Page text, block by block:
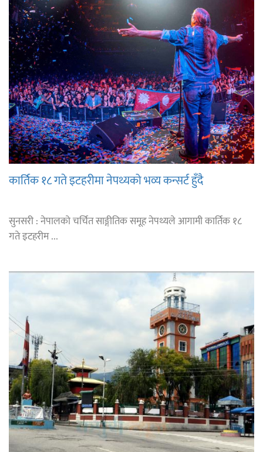
कार्तिक १८ गते इटहरीमा नेपथ्यको भव्य कन्सर्ट हुँदै
सुनसरी : नेपालको चर्चित साङ्गीतिक समूह नेपथ्यले आगामी कार्तिक १८
गते इटहरीम ...